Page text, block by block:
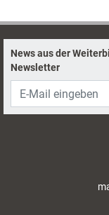
News aus der
Newsletter